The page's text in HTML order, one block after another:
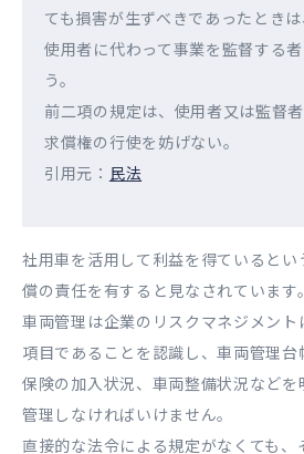
ても損害が生ずべきであったときは
使用者に代わって事業を監督する
う。
前二項の規定は、使用者又は監督
求償権の行使を妨げない。
引用元： 民法
社用車を活用して利益を得ていると
償の責任を有すると見なされています。
車両管理は企業のリスクマネジメン
項目であることを認識し、車両管理
保険の加入状況、車両整備状況など
管理しなければいけません。
直接的な法令による規定がなくても